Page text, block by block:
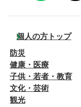
個人の方トップ
防災
健康・医療
子供・若者・教育
文化・芸術
観光